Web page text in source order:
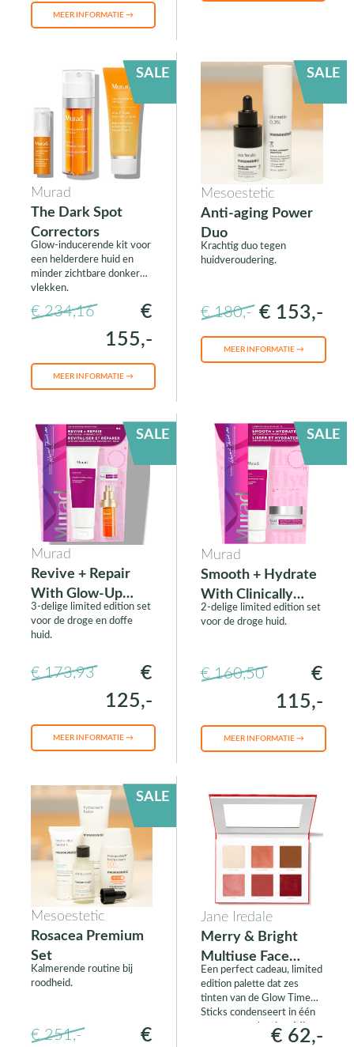
MEER INFORMATIE →
SALE
Murad
The Dark Spot
Correctors
Glow-inducerende kit voor
een helderdere huid en
minder zichtbare donkere
vlekken.
€ 234,16
€
155,-
MEER INFORMATIE →
SALE
Mesoestetic
Anti-aging Power
Duo
Krachtig duo tegen
huidveroudering.
€ 180,- € 153,-
MEER INFORMATIE →
SALE
Murad
Revive + Repair
With Glow-Up
Ingredients
3-delige limited edition set
voor de droge en doffe
huid.
€ 173,93
€
125,-
MEER INFORMATIE →
SALE
Murad
Smooth + Hydrate
With Clinically
Proven Acids
2-delige limited edition set
voor de droge huid.
€ 160,50
€
115,-
MEER INFORMATIE →
SALE
Mesoestetic
Rosacea Premium
Set
Kalmerende routine bij
roodheid.
€ 251,-
€
Jane Iredale
Merry & Bright
Multiuse Face
Palette
Een perfect cadeau, limited
edition palette dat zes
tinten van de Glow Time
Sticks condenseert in één
compacte oplossing. Mix en
match tinten blush, bronzer
€ 62,-